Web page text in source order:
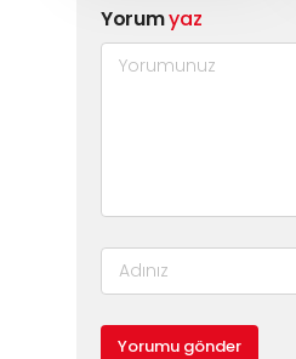
Yorumyaz
Yorumu gönder